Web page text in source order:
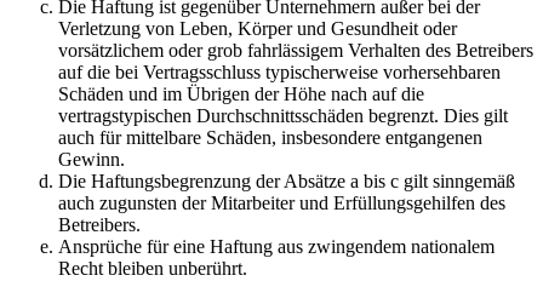
Die Haftung ist gegenüber Unternehmern außer bei der
Verletzung von Leben, Körper und Gesundheit oder
vorsätzlichem oder grob fahrlässigem Verhalten des Betreibers
auf die bei Vertragsschluss typischerweise vorhersehbaren
Schäden und im Übrigen der Höhe nach auf die
vertragstypischen Durchschnittsschäden begrenzt. Dies gilt
auch für mittelbare Schäden, insbesondere entgangenen
Gewinn.
Die Haftungsbegrenzung der Absätze a bis c gilt sinngemäß
auch zugunsten der Mitarbeiter und Erfüllungsgehilfen des
Betreibers.
Ansprüche für eine Haftung aus zwingendem nationalem
Recht bleiben unberührt.